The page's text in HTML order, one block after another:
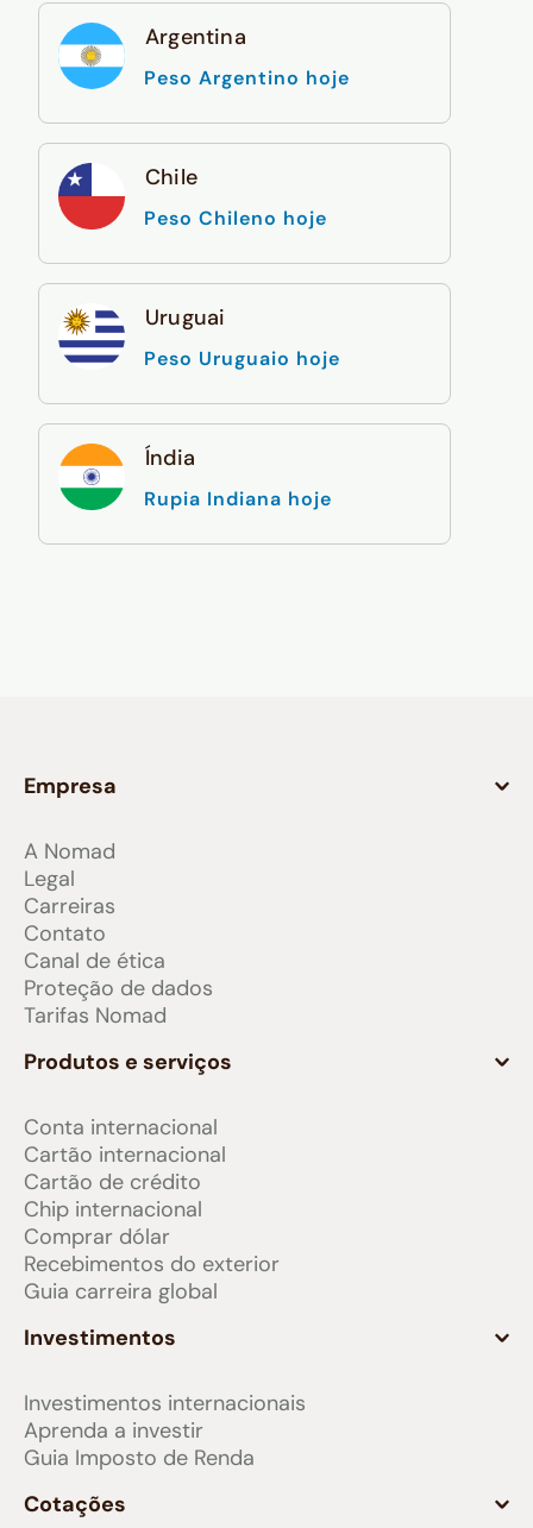
Argentina
Peso Argentino hoje
Chile
Peso Chileno hoje
Uruguai
Peso Uruguaio hoje
Índia
Rupia Indiana hoje
Empresa
A Nomad
Legal
Carreiras
Contato
Canal de ética
Proteção de dados
Tarifas Nomad
Produtos e serviços
Conta internacional
Cartão internacional
Cartão de crédito
Chip internacional
Comprar dólar
Recebimentos do exterior
Guia carreira global
Investimentos
Investimentos internacionais
Aprenda a investir
Guia Imposto de Renda
Cotações